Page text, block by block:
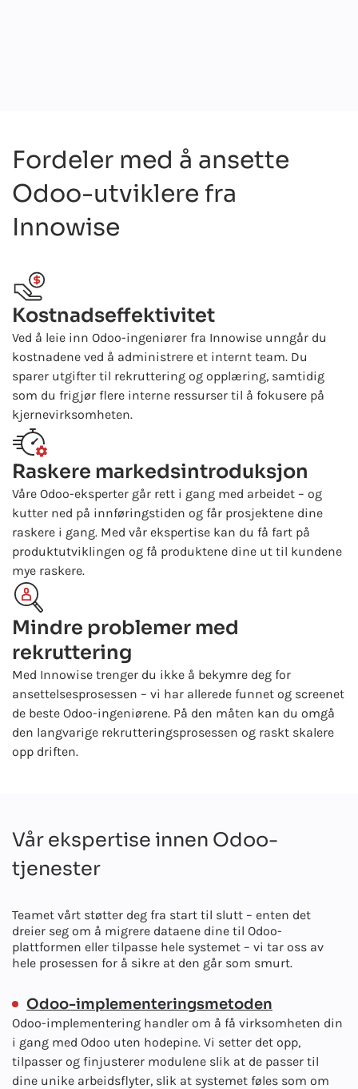
Fordeler med å ansette
Odoo-utviklere fra
Innowise
Kostnadseffektivitet
Ved å leie inn Odoo-ingeniører fra Innowise unngår du
kostnadene ved å administrere et internt team. Du
sparer utgifter til rekruttering og opplæring, samtidig
som du frigjør flere interne ressurser til å fokusere på
kjernevirksomheten.
Raskere markedsintroduksjon
Våre Odoo-eksperter går rett i gang med arbeidet – og
kutter ned på innføringstiden og får prosjektene dine
raskere i gang. Med vår ekspertise kan du få fart på
produktutviklingen og få produktene dine ut til kundene
mye raskere.
Mindre problemer med
rekruttering
Med Innowise trenger du ikke å bekymre deg for
ansettelsesprosessen – vi har allerede funnet og screenet
de beste Odoo-ingeniørene. På den måten kan du omgå
den langvarige rekrutteringsprosessen og raskt skalere
opp driften.
Vår ekspertise innen Odoo-
tjenester
Teamet vårt støtter deg fra start til slutt – enten det
dreier seg om å migrere dataene dine til Odoo-
plattformen eller tilpasse hele systemet – vi tar oss av
hele prosessen for å sikre at den går som smurt.
Odoo-implementeringsmetoden
Odoo-implementering handler om å få virksomheten din
i gang med Odoo uten hodepine. Vi setter det opp,
tilpasser og finjusterer modulene slik at de passer til
dine unike arbeidsflyter, slik at systemet føles som om